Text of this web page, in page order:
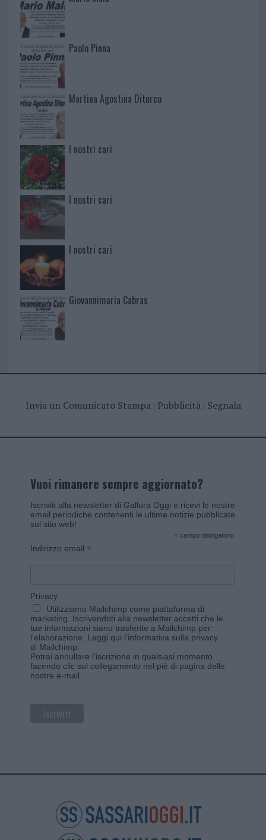
Paolo Pinna
Martina Agostina Diturco
I nostri cari
I nostri cari
I nostri cari
Giovannimaria Cabras
Invia un Comunicato Stampa| Pubblicità| Segnala
Vuoi rimanere sempre aggiornato?
Iscriviti alla newsletter di Gallura Oggi e ricevi le nostre
email periodiche contenenti le ultime notizie pubblicate
sul sito web!
* campo obbligatorio
Indirizzo email *
Privacy
Utilizziamo Mailchimp come piattaforma di
marketing. Iscrivendoti alla newsletter accetti che le
tue informazioni siano trasferite a Mailchimp per
l'elaborazione. Leggi qui l'informativa sulla privacy
di Mailchimp
Potrai annullare l'iscrizione in qualsiasi momento
facendo clic sul collegamento nel piè di pagina delle
nostre e-mail.